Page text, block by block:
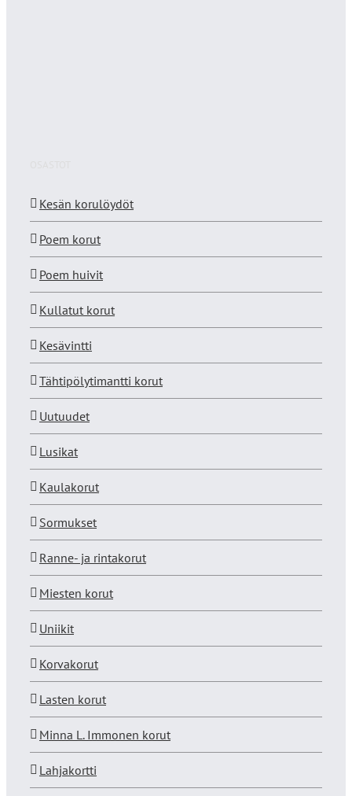
Kesän korulöydöt
Poem korut
Poem huivit
Kullatut korut
Kesävintti
Tähtipölytimantti korut
Uutuudet
Lusikat
Kaulakorut
Sormukset
Ranne- ja rintakorut
Miesten korut
Uniikit
Korvakorut
Lasten korut
Minna L. Immonen korut
Lahjakortti